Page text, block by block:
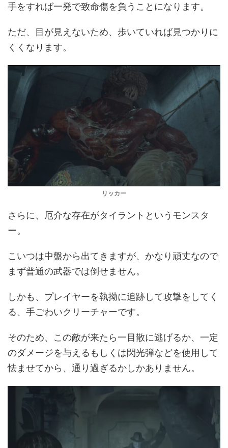
手をすれば一発で致命傷を負うことになります。
ただ、目が見えないため、歩いていれば見つかりに
くくなります。
リッカー
さらに、厄介な存在がタイラントというモンスタ
ー。
こいつは中盤から出てきますが、かなり頑丈なので
まず普通の武器では倒せません。
しかも、プレイヤーを執拗に追跡して攻撃をしてく
る、手ごわいクリーチャーです。
そのため、この敵が来たら一目散に逃げるか、一定
のダメージを与えるもしくは閃光弾などを使用して
怯ませてから、通り過ぎるかしかありません。